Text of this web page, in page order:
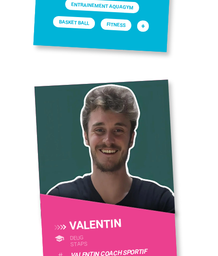
ENTRAINEMENT AQUAGYM
BASKET BALL FITNESS +
VALENTIN
DEUG
STAPS
VALENTIN COACH SPORTIF